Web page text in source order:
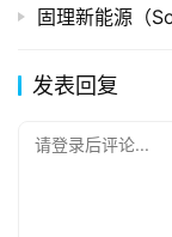
固理新能源（
发表回复
请登录后评论...